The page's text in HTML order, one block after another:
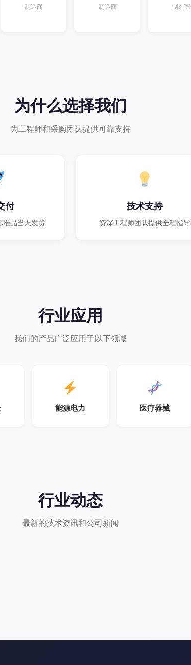
制造商 制造商 制造商
为什么选择我们
为工程师和采购团队提供可靠支持
付
准品当天发货
技术支持
资深工程师团队提供全程指导
行业应用
我们的产品广泛应用于以下领域
能源电力 医疗器械
行业动态
最新的技术资讯和公司新闻